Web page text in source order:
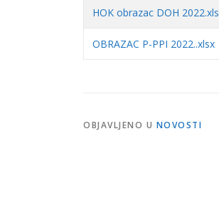
HOK obrazac DOH 2022.xls
OBRAZAC P-PPI 2022..xlsx
OBJAVLJENO U NOVOSTI